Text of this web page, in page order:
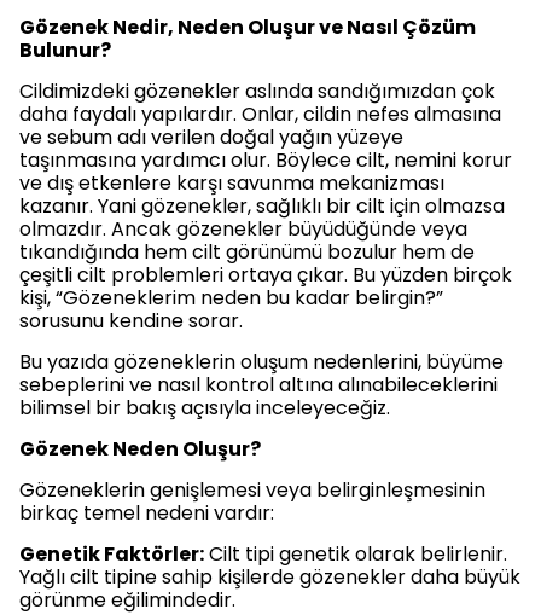
Gözenek Nedir, Neden Oluşur ve Nasıl Çözüm
Bulunur?
Cildimizdeki gözenekler aslında sandığımızdan çok
daha faydalı yapılardır. Onlar, cildin nefes almasına
ve sebum adı verilen doğal yağın yüzeye
taşınmasına yardımcı olur. Böylece cilt, nemini korur
ve dış etkenlere karşı savunma mekanizması
kazanır. Yani gözenekler, sağlıklı bir cilt için olmazsa
olmazdır. Ancak gözenekler büyüdüğünde veya
tıkandığında hem cilt görünümü bozulur hem de
çeşitli cilt problemleri ortaya çıkar. Bu yüzden birçok
kişi, “Gözeneklerim neden bu kadar belirgin?”
sorusunu kendine sorar.
Bu yazıda gözeneklerin oluşum nedenlerini, büyüme
sebeplerini ve nasıl kontrol altına alınabileceklerini
bilimsel bir bakış açısıyla inceleyeceğiz.
Gözenek Neden Oluşur?
Gözeneklerin genişlemesi veya belirginleşmesinin
birkaç temel nedeni vardır:
Genetik Faktörler:Cilt tipi genetik olarak belirlenir.
Yağlı cilt tipine sahip kişilerde gözenekler daha büyük
görünme eğilimindedir.